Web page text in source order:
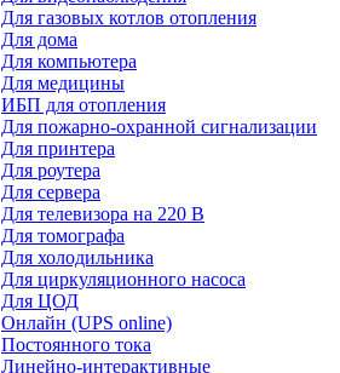
Для газовых котлов отопления
Для дома
Для компьютера
Для медицины
ИБП для отопления
Для пожарно-охранной сигнализации
Для принтера
Для роутера
Для сервера
Для телевизора на 220 В
Для томографа
Для холодильника
Для циркуляционного насоса
Для ЦОД
Онлайн (UPS online)
Постоянного тока
Линейно-интерактивные